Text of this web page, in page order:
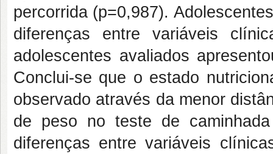
percorrida (p=0,987).
diferenças entre variáveis
adolescentes avaliados
Conclui-se que o estado
observado através da menor
de peso no teste de
diferenças entre variáveis